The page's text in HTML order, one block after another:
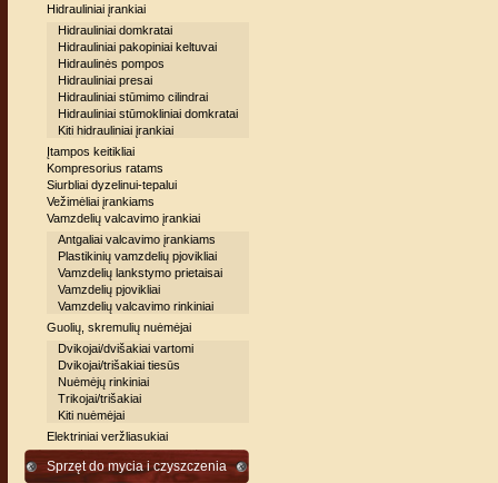
Hidrauliniai įrankiai
Hidrauliniai domkratai
Hidrauliniai pakopiniai keltuvai
Hidraulinės pompos
Hidrauliniai presai
Hidrauliniai stūmimo cilindrai
Hidrauliniai stūmokliniai domkratai
Kiti hidrauliniai įrankiai
Įtampos keitikliai
Kompresorius ratams
Siurbliai dyzelinui-tepalui
Vežimėliai įrankiams
Vamzdelių valcavimo įrankiai
Antgaliai valcavimo įrankiams
Plastikinių vamzdelių pjovikliai
Vamzdelių lankstymo prietaisai
Vamzdelių pjovikliai
Vamzdelių valcavimo rinkiniai
Guolių, skremulių nuėmėjai
Dvikojai/dvišakiai vartomi
Dvikojai/trišakiai tiesūs
Nuėmėjų rinkiniai
Trikojai/trišakiai
Kiti nuėmėjai
Elektriniai veržliasukiai
Sprzęt do mycia i czyszczenia